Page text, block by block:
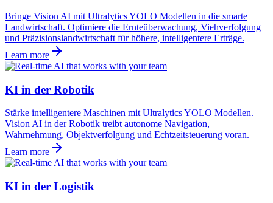
Bringe Vision AI mit Ultralytics YOLO Modellen in die smarte
Landwirtschaft. Optimiere die Ernteüberwachung, Viehverfolgung
und Präzisionslandwirtschaft für höhere, intelligentere Erträge.
Learn more
KI in der Robotik
Stärke intelligentere Maschinen mit Ultralytics YOLO Modellen.
Vision AI in der Robotik treibt autonome Navigation,
Wahrnehmung, Objektverfolgung und Echtzeitsteuerung voran.
Learn more
KI in der Logistik